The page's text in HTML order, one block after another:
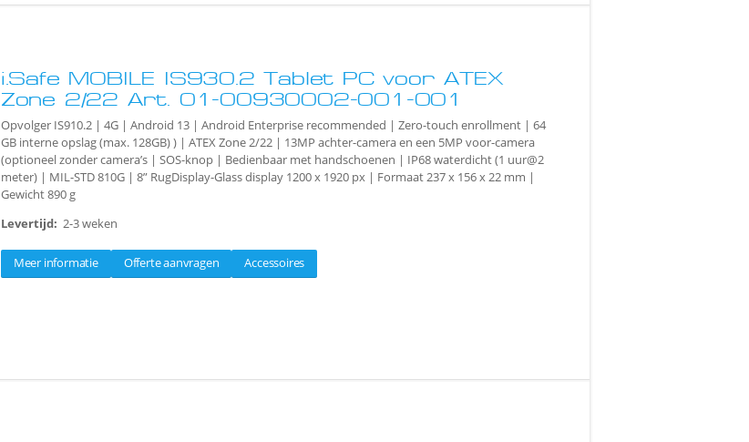
i.Safe MOBILE IS930.2 Tablet PC voor ATEX
Zone 2/22 Art. 01-00930002-001-001
Opvolger IS910.2 | 4G | Android 13 | Android Enterprise recommended | Zero-touch enrollment | 64
GB interne opslag (max. 128GB) ) | ATEX Zone 2/22 | 13MP achter-camera en een 5MP voor-camera
(optioneel zonder camera’s | SOS-knop | Bedienbaar met handschoenen | IP68 waterdicht (1 uur@2
meter) | MIL-STD 810G | 8” RugDisplay-Glass display 1200 x 1920 px | Formaat 237 x 156 x 22 mm |
Gewicht 890 g
Levertijd: 2-3 weken
Meer informatie Offerte aanvragen Accessoires